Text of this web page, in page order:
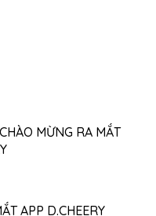
MỪNG RA MẮT
APP D.CHEERY